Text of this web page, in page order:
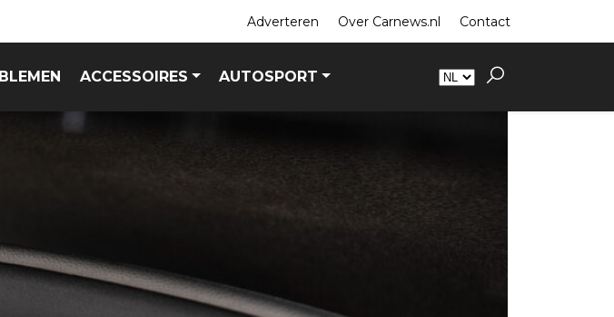
Adverteren Over Carnews.nl Contact
ACCESSOIRES AUTOSPORT